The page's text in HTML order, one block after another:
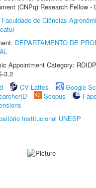
(CNPq) Research Fellow -
Faculdade de Ciências
DEPARTAMENTO DE
Appointment Category:
3.2
CV Lattes
Google
Scopus
Institucional UNESP